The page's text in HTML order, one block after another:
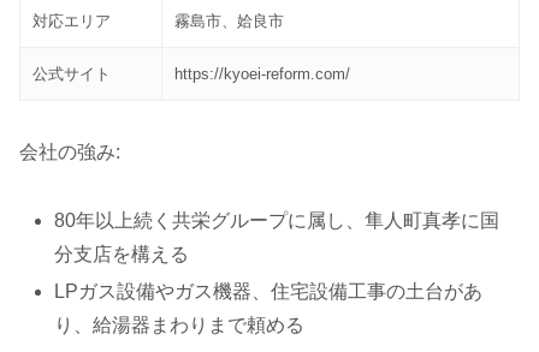
対応エリア 霧島市、姶良市
公式サイト https://kyoei-reform.com/
会社の強み:
80年以上続く共栄グループに属し、隼人町真孝に国
分支店を構える
LPガス設備やガス機器、住宅設備工事の土台があ
り、給湯器まわりまで頼める